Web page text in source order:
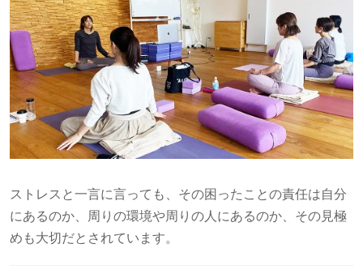
ストレスと一言に言っても、その困ったことの責任は自分
にあるのか、周りの環境や周りの人にあるのか、その見極
めも大切だとされています。